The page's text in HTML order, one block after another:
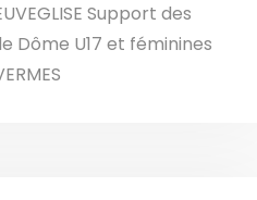
Support des
Dôme U17 et féminines